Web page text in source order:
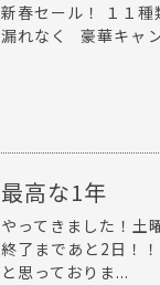
新春セール！ １１
漏れなく 豪華キャ
最高な1年
やってきました！土
終了まであと2日！
と思っておりま...